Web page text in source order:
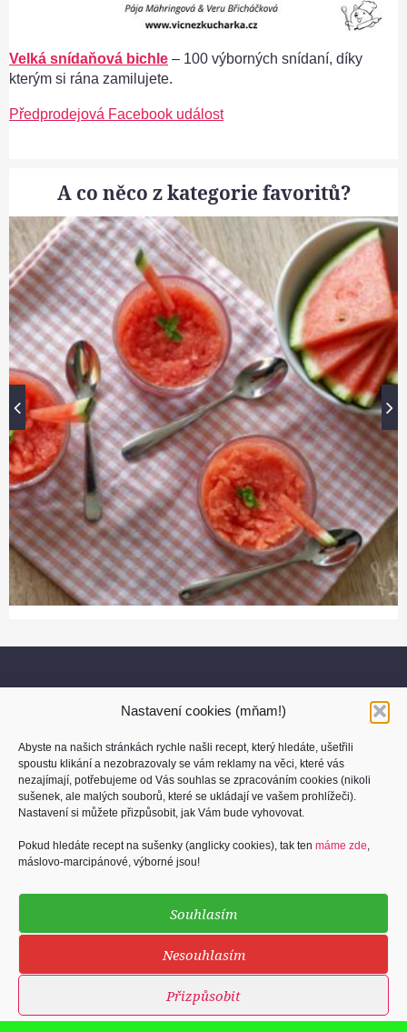
Nastavení cookies (mňam!)
Abyste na našich stránkách rychle našli recept, který hledáte, ušetřili
spoustu klikání a nezobrazovaly se vám reklamy na věci, které vás
nezajímají, potřebujeme od Vás souhlas se zpracováním cookies (nikoli
sušenek, ale malých souborů, které se ukládají ve vašem prohlížeči).
Nastavení si můžete přizpůsobit, jak Vám bude vyhovovat.
Pokud hledáte recept na sušenky (anglicky cookies), tak ten máme zde,
máslovo-marcipánové, výborné jsou!
Souhlasím
Nesouhlasím
Přizpůsobit
Velká snídaňová bichle – 100 výborných snídaní, díky
kterým si rána zamilujete.
Předprodejová Facebook událost
A co něco z kategorie favoritů?
O nás
Kontakt
Cookies (sušenky)
2013 - 2026Blog Kuchti.me
web a SEO byH2Omedia.cz& foto byFoto-Tom.cz